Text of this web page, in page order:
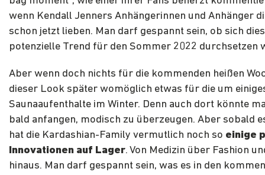
wenn Kendall Jenners Anhängerinnen und Anhänger
schon jetzt lieben. Man darf gespannt sein, ob sich
potenzielle Trend für den Sommer 2022 durchsetzen
Aber wenn doch nichts für die kommenden heißen
dieser Look später womöglich etwas für die um
Saunaaufenthalte im Winter. Denn auch dort könnte
bald anfangen, modisch zu überzeugen. Aber sobald
hat die Kardashian-Family vermutlich noch so einige
Innovationen auf Lager. Von Medizin über Fashion
hinaus. Man darf gespannt sein, was es in den